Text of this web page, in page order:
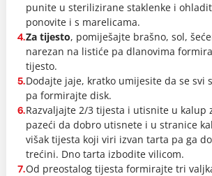
punite u sterilizirane staklenke i
ponovite i s marelicama.
4.Za tijesto, pomiješajte brašno, sol,
narezan na listiće pa dlanovima
tijesto.
5.Dodajte jaje, kratko umijesite da se svi
pa formirajte disk.
6.Razvaljajte 2/3 tijesta i utisnite u kalup
pazeći da dobro utisnete i u stranice
višak tijesta koji viri izvan tarta pa ga
trećini. Dno tarta izbodite vilicom.
7.Od preostalog tijesta formirajte tri